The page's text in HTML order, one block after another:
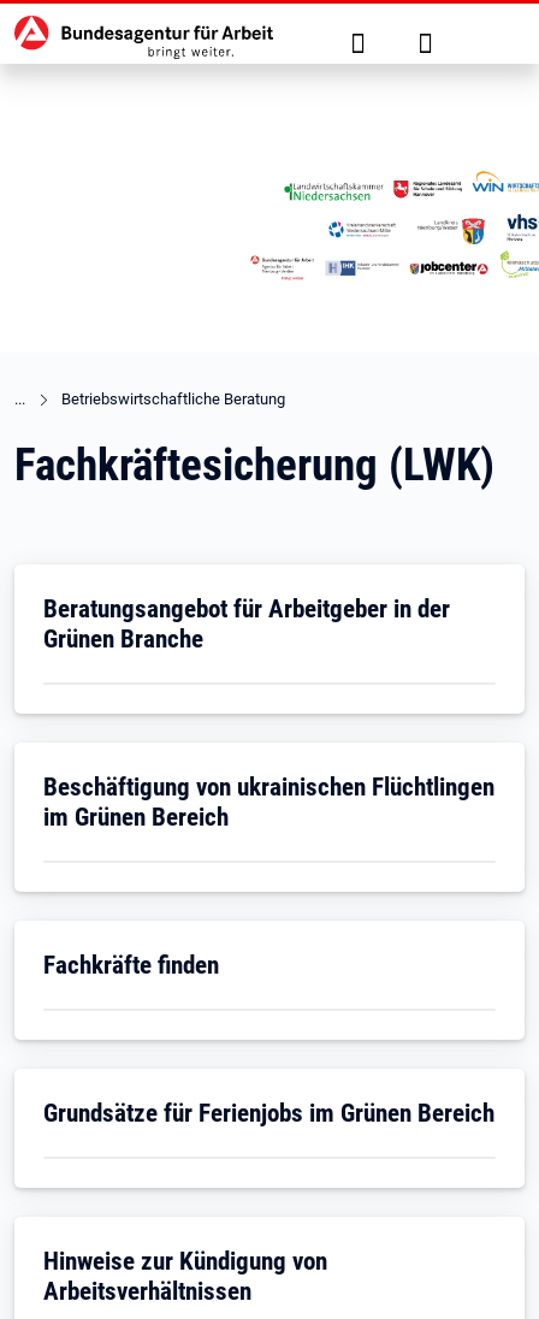
zu den Hauptinhalten springen
Hauptnavigation Suche Anmelden
Betriebswirtschaftliche Beratung
Fachkräftesicherung (LWK)
Öffnet in neuem Tab
Beratungsangebot für Arbeitgeber in der
Grünen Branche
Öffnet in neuem Tab
Beschäftigung von ukrainischen Flüchtlingen
im Grünen Bereich
Öffnet in neuem Tab
Fachkräfte finden
Öffnet in neuem Tab
Grundsätze für Ferienjobs im Grünen Bereich
Öffnet in neuem Tab
Hinweise zur Kündigung von
Arbeitsverhältnissen